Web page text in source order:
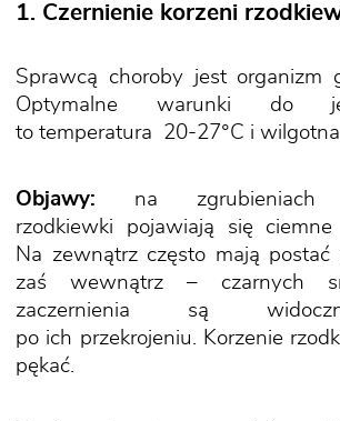
1. Czernienie korzeni
Sprawcą choroby jest organizm
Optymalne warunki do
to temperatura 20-27°C i
Objawy: na zgrubieniach
rzodkiewki pojawiają się ciemne
Na zewnątrz często mają postać
zaś wewnątrz – czarnych
zaczernienia są
po ich przekrojeniu. Korzenie
pękać.